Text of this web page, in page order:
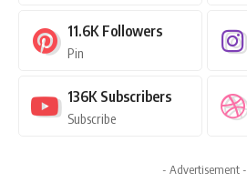
11.6K Followers
Pin
136K Subscribers
Subscribe
- Advertisement -